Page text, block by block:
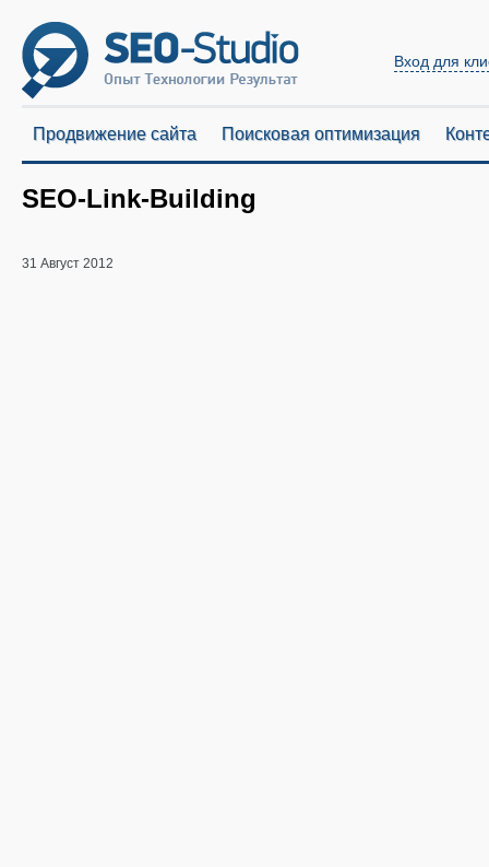
Вход для
Продвижение сайта Поисковая оптимизация
SEO-Link-Building
31 Август 2012